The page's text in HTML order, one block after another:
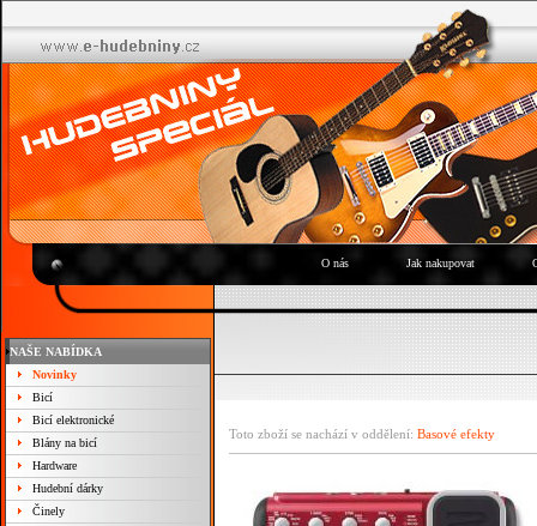
O nás Jak nakupovat
NAŠE NABÍDKA
Novinky
Bicí
Bicí elektronické
Blány na bicí
Hardware
Hudební dárky
Činely
Toto zboží se nachází v oddělení: Basové efekty